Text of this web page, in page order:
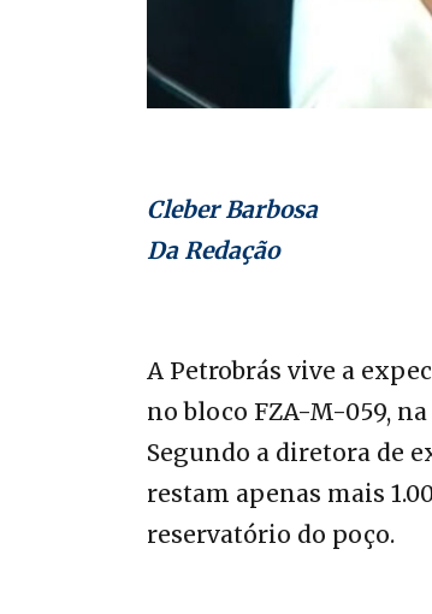
Cleber Barbosa
Da Redação
A Petrobrás vive a
no bloco FZA-M-059,
Segundo a diretora de
restam apenas mais
reservatório do poço.